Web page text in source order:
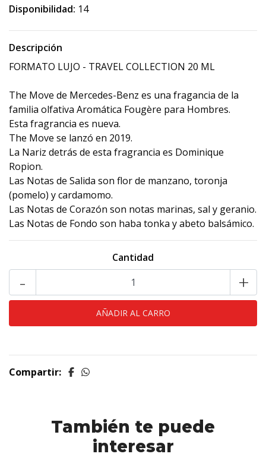
Disponibilidad: 14
Descripción
FORMATO LUJO - TRAVEL COLLECTION 20 ML
The Move de Mercedes-Benz es una fragancia de la
familia olfativa Aromática Fougère para Hombres.
Esta fragrancia es nueva.
The Move se lanzó en 2019.
La Nariz detrás de esta fragrancia es Dominique
Ropion.
Las Notas de Salida son flor de manzano, toronja
(pomelo) y cardamomo.
Las Notas de Corazón son notas marinas, sal y geranio.
Las Notas de Fondo son haba tonka y abeto balsámico.
Cantidad
- +
Compartir:
También te puede
interesar